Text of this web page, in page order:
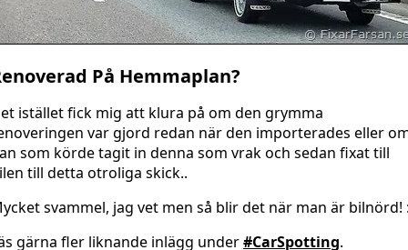
På Hemmaplan?
istället fick mig att klura på om den grymma
var gjord redan när den importerades eller
som körde tagit in denna som vrak och sedan fixat till
till detta otroliga skick..
svammel, jag vet men så blir det när man är bilnörd!
gärna fler liknande inlägg under#CarSpotting.